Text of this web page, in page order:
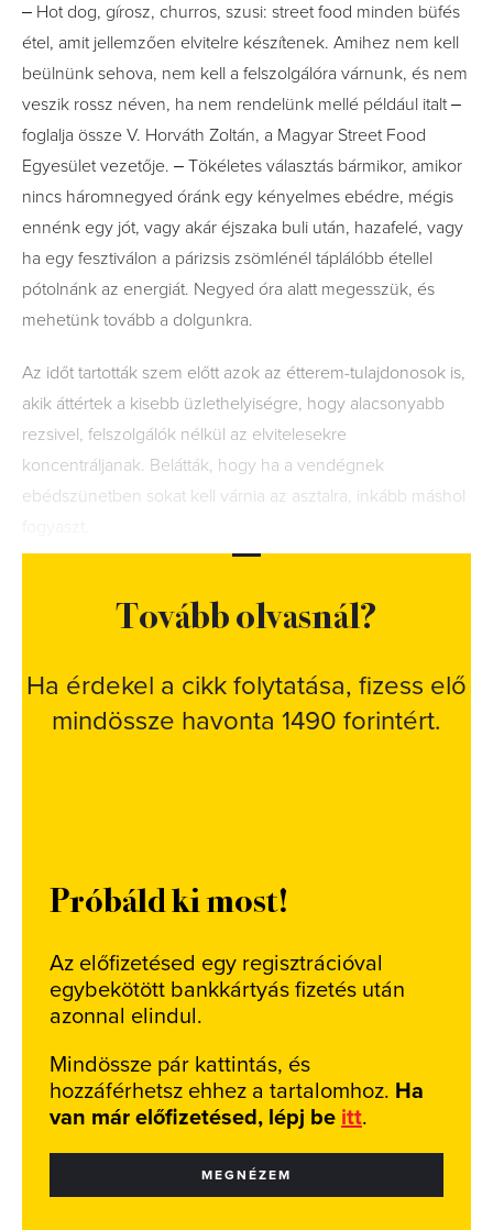
‒ Hot dog, gírosz, churros, szusi: street food minden büfés
étel, amit jellemzően elvitelre készítenek. Amihez nem kell
beülnünk sehova, nem kell a felszolgálóra várnunk, és nem
veszik rossz néven, ha nem rendelünk mellé például italt ‒
foglalja össze V. Horváth Zoltán, a Magyar Street Food
Egyesület vezetője. ‒ Tökéletes választás bármikor, amikor
nincs háromnegyed óránk egy kényelmes ebédre, mégis
ennénk egy jót, vagy akár éjszaka buli után, hazafelé, vagy
ha egy fesztiválon a párizsis zsömlénél táplálóbb étellel
pótolnánk az energiát. Negyed óra alatt megesszük, és
mehetünk tovább a dolgunkra.
Az időt tartották szem előtt azok az étterem-tulajdonosok is,
akik áttértek a kisebb üzlethelyiségre, hogy alacsonyabb
rezsivel, felszolgálók nélkül az elvitelesekre
koncentráljanak. Belátták, hogy ha a vendégnek
ebédszünetben sokat kell várnia az asztalra, inkább máshol
Tovább olvasnál?
Ha érdekel a cikk folytatása, fizess elő
mindössze havonta 1490 forintért.
Próbáld ki most!
Az előfizetésed egy regisztrációval
egybekötött bankkártyás fizetés után
azonnal elindul.
Mindössze pár kattintás, és
hozzáférhetsz ehhez a tartalomhoz. Ha
van már előfizetésed, lépj be itt.
MEGNÉZEM